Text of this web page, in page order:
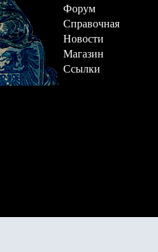
Форум
Справочная
Новости
Магазин
Ссылки